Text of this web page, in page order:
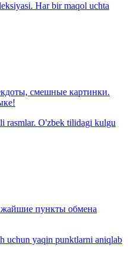
Har bir maqol uchta
смешные картинки.
rasmlar. O'zbek tilidagi kulgu
пункты обмена
uchun yaqin punktlarni aniqlab